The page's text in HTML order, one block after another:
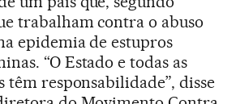
trabalham contra o abuso
epidemia de estupros
“O Estado e todas as
têm responsabilidade”, disse